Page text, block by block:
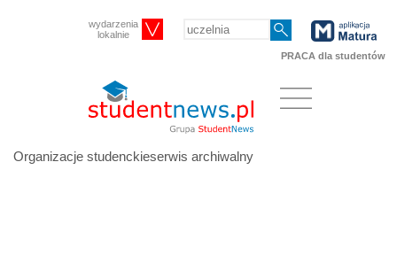
wydarzenia
lokalnie
PRACA dla studentów
Organizacje studenckieserwis archiwalny